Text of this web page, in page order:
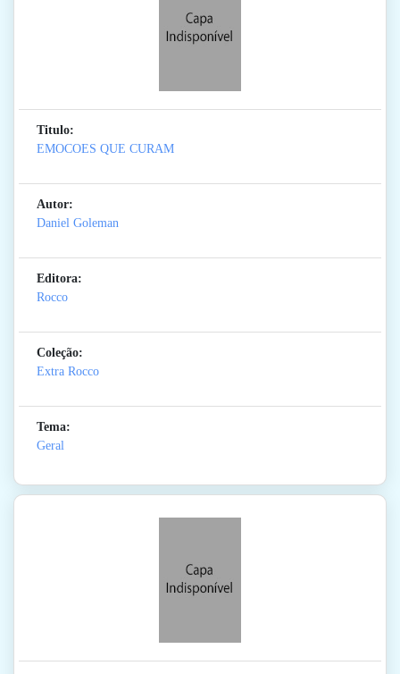
Titulo:
EMOCOES QUE CURAM
Autor:
Daniel Goleman
Editora:
Rocco
Coleção:
Extra Rocco
Tema:
Geral